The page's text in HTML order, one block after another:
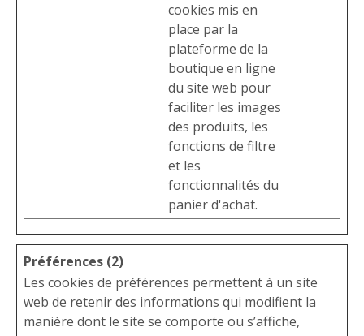
cookies mis en
place par la
plateforme de la
boutique en ligne
du site web pour
faciliter les images
des produits, les
fonctions de filtre
et les
fonctionnalités du
panier d'achat.
Préférences (2)
Les cookies de préférences permettent à un site
web de retenir des informations qui modifient la
manière dont le site se comporte ou s’affiche,